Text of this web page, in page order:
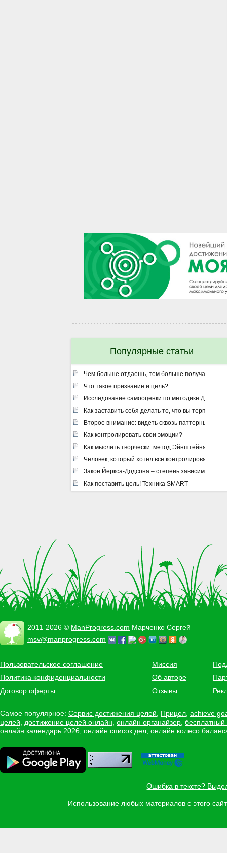
Популярные статьи
Чем больше отдаешь, тем больше получаешь
Что такое призвание и цель?
Исследование самооценки по методике Дембо
Как заставить себя делать то, что вы терпеть
Второе внимание: видеть сквозь паттерны
Как контролировать свои эмоции?
Как мыслить творчески: метод Эйнштейна
Человек, который хотел все контролировать
Закон Йеркса-Додсона – степень зависимости
Как поставить цель! Техника SMART
2011-2026 © ManProgress.com Марченко Сергей
msv@manprogress.com
Пользовательское соглашение
Политика конфиденциальности
Договор оферты
Миссия
Об авторе
Отзывы
Самое популярное: Сервис достижения целей Прицел achieve
целей
достижение целей онлайн онлайн органайзер
онлайн календарь 2026 онлайн список дел онлайн колесо
Ошибка в тексте?
Использование любых материалов с этого